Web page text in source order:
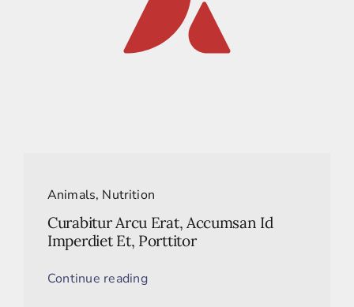
Animals, Nutrition
Curabitur Arcu Erat, Accumsan Id
Imperdiet Et, Porttitor
Continue reading